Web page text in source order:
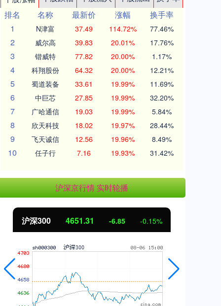
排名
名称 最新价 涨幅
换手率
1
N津富 37.49 114.72% 77.46%
2 威尔高 39.83 20.01% 17.76%
3 锴威特 77.82 20.00% 1.17%
4 科翔股份 64.32 20.00% 12.21%
5 蜀道装备 33.61 19.99% 11.69%
6 中巨芯 27.85 19.99% 32.20%
7 广哈通信 19.03 19.99% 5.84%
8 欣天科技 18.02 19.97% 28.44%
9 飞天诚信 12.56 19.96% 8.49%
10 任子行 7.16 19.93% 31.42%
沪深京行情 实时轮播
沪深300 4651.31 -6.85 -0.15%